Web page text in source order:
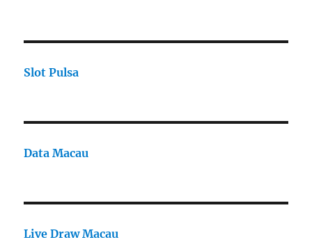
Slot Pulsa
Data Macau
Live Draw Macau